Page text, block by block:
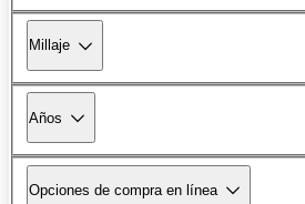
Millaje
Años
Opciones de compra en línea